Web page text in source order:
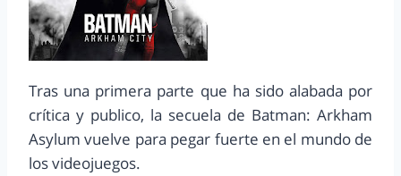
Tras una primera parte que ha sido alabada por
crítica y publico, la secuela de Batman: Arkham
Asylum vuelve para pegar fuerte en el mundo de
los videojuegos.